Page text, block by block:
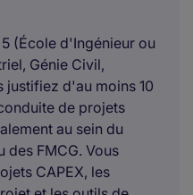
(École d'Ingénieur ou
Génie Civil,
justifiez d'au moins 10
de projets
au sein du
des FMCG. Vous
CAPEX, les